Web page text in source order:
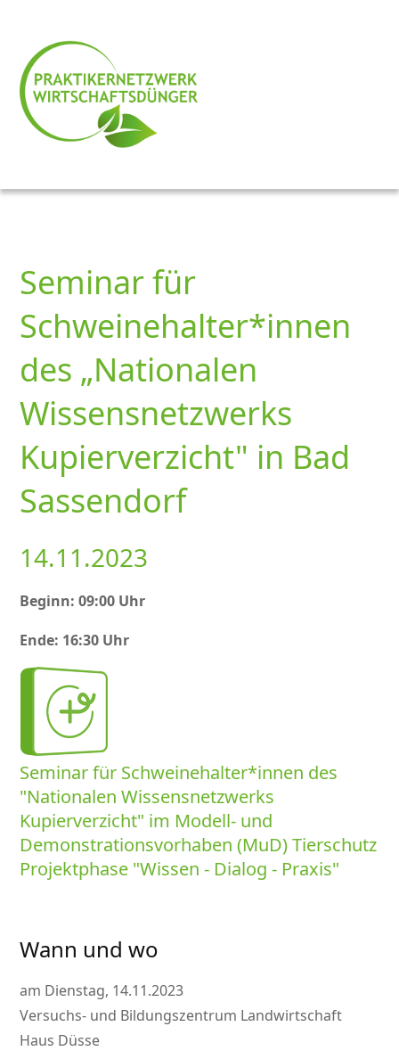
Seminar für
Schweinehalter*innen
des „Nationalen
Wissensnetzwerks
Kupierverzicht" in Bad
Sassendorf
14.11.2023
Beginn: 09:00 Uhr
Ende: 16:30 Uhr
Seminar für Schweinehalter*innen des
Nationalen Wissensnetzwerks
Kupierverzicht im Modell- und
Demonstrationsvorhaben (MuD) Tierschutz
Projektphase Wissen - Dialog - Praxis
Wann und wo
am Dienstag, 14.11.2023
Versuchs- und Bildungszentrum Landwirtschaft
Haus Düsse